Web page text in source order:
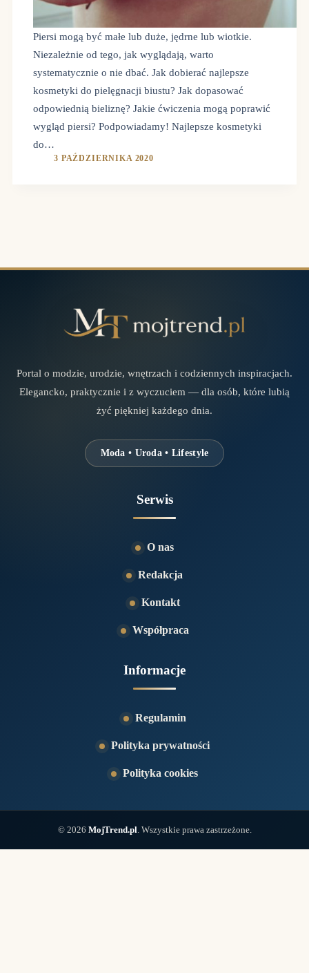
Piersi mogą być małe lub duże, jędrne lub wiotkie.
Niezależnie od tego, jak wyglądają, warto
systematycznie o nie dbać. Jak dobierać najlepsze
kosmetyki do pielęgnacji biustu? Jak dopasować
odpowiednią bieliznę? Jakie ćwiczenia mogą poprawić
wygląd piersi? Podpowiadamy! Najlepsze kosmetyki
do…
3 PAŹDZIERNIKA 2020
Portal o modzie, urodzie, wnętrzach i codziennych inspiracjach.
Elegancko, praktycznie i z wyczuciem — dla osób, które lubią
żyć piękniej każdego dnia.
Moda • Uroda • Lifestyle
Serwis
O nas
Redakcja
Kontakt
Współpraca
Informacje
Regulamin
Polityka prywatności
Polityka cookies
© 2026 MojTrend.pl . Wszystkie prawa zastrzeżone.